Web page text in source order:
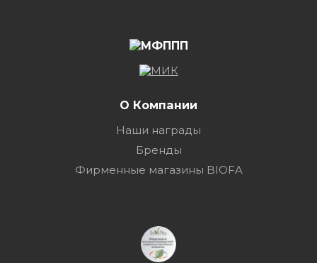
О Компании
Наши награды
Бренды
Фирменные магазины BIOFA